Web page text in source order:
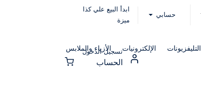
حسابي
ابدأ البيع علي كذا
ميزة
التليفزيونات الإلكترونيات الأزياء والملابس
تسجيل الدخول
الحساب